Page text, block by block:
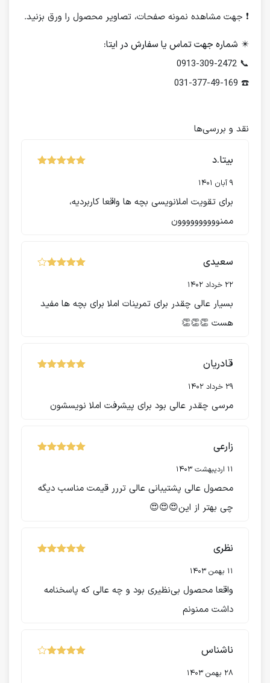
❗️ جهت مشاهده نمونه صفحات، تصاویر محصول را ورق بزنید.
✴️ شماره جهت تماس یا سفارش در ایتا:
📞 0913-309-2472
☎️ 031-377-49-169
نقد و بررسی‌ها
بیتا.د
9 آبان 1401
برای تقویت املانویسی بچه ها واقعا کاربردیه،
ممنوووووووووون
سعیدی
22 خرداد 1402
بسیار عالی چقدر برای تمرینات املا برای بچه ها مفید
هست 👏👏👏
قادریان
29 خرداد 1402
مرسی چقدر عالی بود برای پیشرفت املا نویسشون
زارعی
11 اردیبهشت 1403
محصول عالی پشتیبانی عالی تررر قیمت مناسب دیگه
چی بهتر از این😍😍😍
نظری
11 بهمن 1403
واقعا محصول بی‌نظیری بود و چه عالی که پاسخنامه
داشت ممنونم
ناشناس
28 بهمن 1403